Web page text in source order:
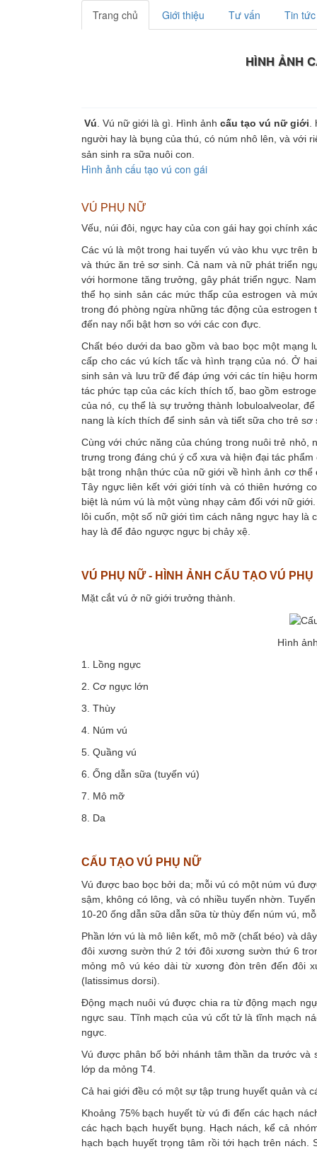
Trang chủ Giới thiệu Tư vấn Tin tức
HÌNH ẢNH
Vú . Vú nữ giới là gì. Hình ảnh cấu tạo vú nữ giới
người hay là bụng của thú, có núm nhô lên, và với
sản sinh ra sữa nuôi con.
Hình ảnh cấu tạo vú con gái
VÚ PHỤ NỮ
Vếu, núi đôi, ngực hay của con gái hay gọi chính
Các vú là một trong hai tuyến vú vào khu vực
và thức ăn trẻ sơ sinh. Cả nam và nữ phát triển
với hormone tăng trưởng, gây phát triển ngực.
thể họ sinh sản các mức thấp của estrogen và
trong đó phòng ngừa những tác động của
đến nay nổi bật hơn so với các con đực.
Chất béo dưới da bao gồm và bao bọc một mạng
cấp cho các vú kích tấc và hình trạng của nó. Ở
sinh sản và lưu trữ để đáp ứng với các tín hiệu
tác phức tạp của các kích thích tố, bao gồm
của nó, cụ thể là sự trưởng thành lobuloalveolar,
nang là kích thích để sinh sản và tiết sữa cho trẻ sơ
Cùng với chức năng của chúng trong nuôi trẻ
trưng trong đáng chú ý cổ xưa và hiện đại tác
bật trong nhận thức của nữ giới về hình ảnh cơ
Tây ngực liên kết với giới tính và có thiên hướng
biệt là núm vú là một vùng nhạy cảm đối với nữ
lôi cuốn, một số nữ giới tìm cách nâng ngực hay là
hay là để đảo ngược ngực bị chảy xệ.
VÚ PHỤ NỮ - HÌNH ẢNH CẤU TẠO VÚ PHỤ
Mặt cắt vú ở nữ giới trưởng thành.
Hình
1. Lồng ngực
2. Cơ ngực lớn
3. Thùy
4. Núm vú
5. Quầng vú
6. Ống dẫn sữa (tuyến vú)
7. Mô mỡ
8. Da
CẤU TẠO VÚ PHỤ NỮ
Vú được bao bọc bởi da; mỗi vú có một núm vú
sậm, không có lông, và có nhiều tuyến nhờn.
10-20 ống dẫn sữa dẫn sữa từ thùy đến núm vú,
Phần lớn vú là mô liên kết, mô mỡ (chất béo) và
đôi xương sườn thứ 2 tới đôi xương sườn thứ 6
mỏng mô vú kéo dài từ xương đòn trên đến đôi
(latissimus dorsi).
Động mạch nuôi vú được chia ra từ động mạch
ngực sau. Tĩnh mạch của vú cốt tử là tĩnh mạch
ngực.
Vú được phân bố bởi nhánh tâm thần da trước
lớp da mỏng T4.
Cả hai giới đều có một sự tập trung huyết quản và
Khoảng 75% bạch huyết từ vú đi đến các hạch
các hạch bạch huyết bụng. Hạch nách, kể cả
hạch bạch huyết trọng tâm rồi tới hạch trên